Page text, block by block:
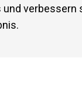
verbessern